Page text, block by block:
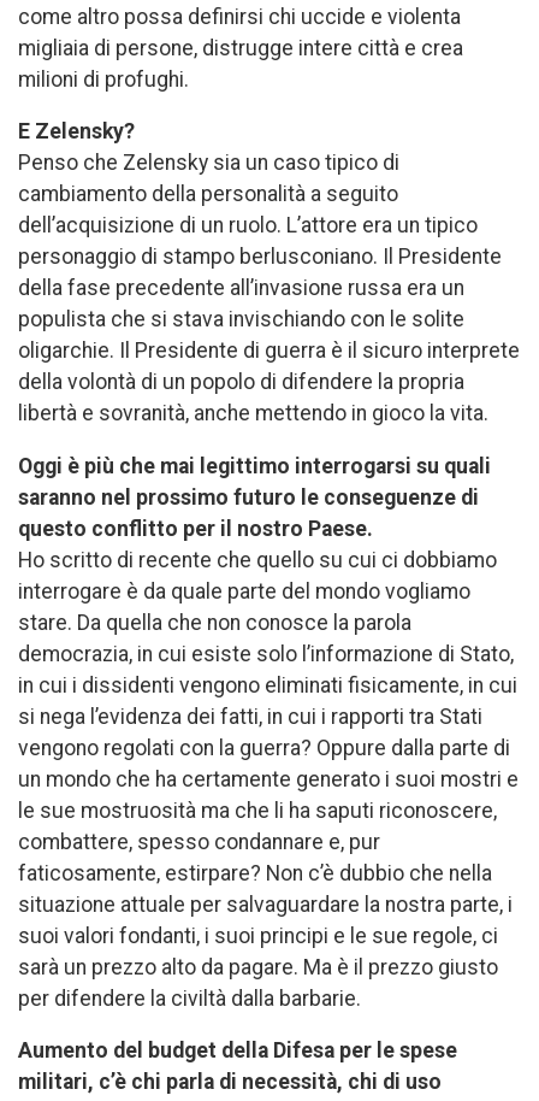
come altro possa definirsi chi uccide e violenta
migliaia di persone, distrugge intere città e crea
milioni di profughi.
E Zelensky?
Penso che Zelensky sia un caso tipico di
cambiamento della personalità a seguito
dell’acquisizione di un ruolo. L’attore era un tipico
personaggio di stampo berlusconiano. Il Presidente
della fase precedente all’invasione russa era un
populista che si stava invischiando con le solite
oligarchie. Il Presidente di guerra è il sicuro interprete
della volontà di un popolo di difendere la propria
libertà e sovranità, anche mettendo in gioco la vita.
Oggi è più che mai legittimo interrogarsi su quali
saranno nel prossimo futuro le conseguenze di
questo conflitto per il nostro Paese.
Ho scritto di recente che quello su cui ci dobbiamo
interrogare è da quale parte del mondo vogliamo
stare. Da quella che non conosce la parola
democrazia, in cui esiste solo l’informazione di Stato,
in cui i dissidenti vengono eliminati fisicamente, in cui
si nega l’evidenza dei fatti, in cui i rapporti tra Stati
vengono regolati con la guerra? Oppure dalla parte di
un mondo che ha certamente generato i suoi mostri e
le sue mostruosità ma che li ha saputi riconoscere,
combattere, spesso condannare e, pur
faticosamente, estirpare? Non c’è dubbio che nella
situazione attuale per salvaguardare la nostra parte, i
suoi valori fondanti, i suoi principi e le sue regole, ci
sarà un prezzo alto da pagare. Ma è il prezzo giusto
per difendere la civiltà dalla barbarie.
Aumento del budget della Difesa per le spese
militari, c’è chi parla di necessità, chi di uso